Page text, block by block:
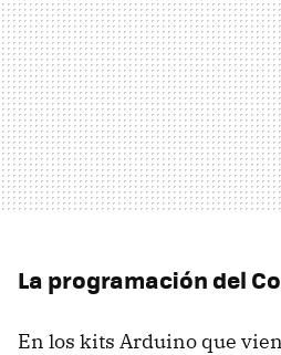
La programación del
En los kits Arduino que